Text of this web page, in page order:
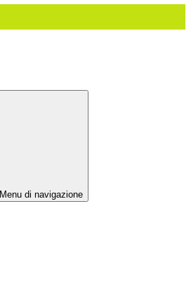
Menu di navigazione